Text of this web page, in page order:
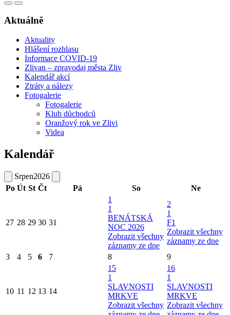
Aktuálně
Aktuality
Hlášení rozhlasu
Informace COVID-19
Zlivan – zpravodaj města Zliv
Kalendář akcí
Ztráty a nálezy
Fotogalerie
Fotogalerie
Klub důchodců
Oranžový rok ve Zlivi
Videa
Kalendář
Srpen2026
Po Út St Čt Pá So Ne
27 28 29 30 31
1
1
BENÁTSKÁ
NOC 2026
Zobrazit všechny
záznamy ze dne
2
1
F1
Zobrazit všechny
záznamy ze dne
3
4 5 6 7 8 9
10 11 12 13 14
15
1
SLAVNOSTI
MRKVE
Zobrazit všechny
16
1
SLAVNOSTI
MRKVE
Zobrazit všechny